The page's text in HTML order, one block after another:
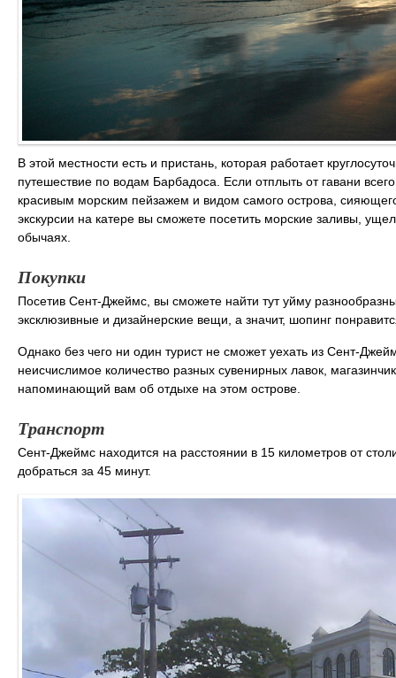
В этой местности есть и пристань, которая работает
путешествие по водам Барбадоса. Если отплыть от гавани
красивым морским пейзажем и видом самого острова,
экскурсии на катере вы сможете посетить морские заливы,
обычаях.
Покупки
Посетив Сент-Джеймс, вы сможете найти тут уйму
эксклюзивные и дизайнерские вещи, а значит, шопинг
Однако без чего ни один турист не сможет уехать из Сент-
неисчислимое количество разных сувенирных лавок,
напоминающий вам об отдыхе на этом острове.
Транспорт
Сент-Джеймс находится на расстоянии в 15 километров от
добраться за 45 минут.